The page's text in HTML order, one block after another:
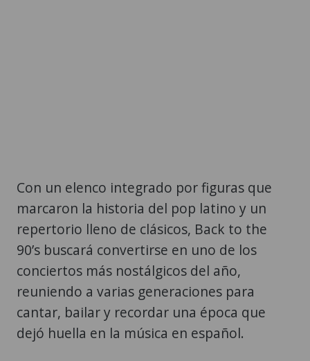
Con un elenco integrado por figuras que
marcaron la historia del pop latino y un
repertorio lleno de clásicos, Back to the
90’s buscará convertirse en uno de los
conciertos más nostálgicos del año,
reuniendo a varias generaciones para
cantar, bailar y recordar una época que
dejó huella en la música en español.